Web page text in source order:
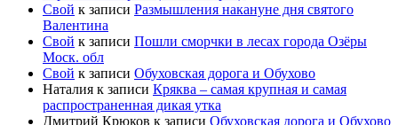
Свой к записи Размышления накануне дня святого
Валентина
Свой к записи Пошли сморчки в лесах города Озёры
Моск. обл
Свой к записи Обуховская дорога и Обухово
Наталия к записи Кряква – самая крупная и самая
распространенная дикая утка
Дмитрий Крюков к записи Обуховская дорога и Обухово